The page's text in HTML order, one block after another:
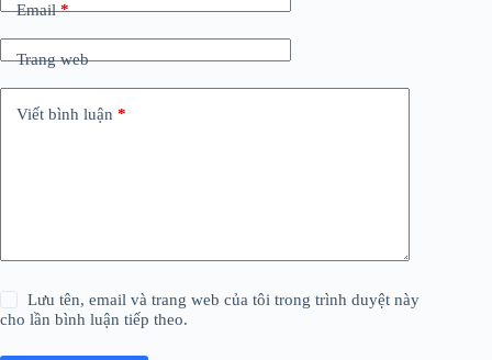
Email*
Trang web
Viết bình luận *
Lưu tên, email và trang web của tôi trong trình duyệt này
cho lần bình luận tiếp theo.